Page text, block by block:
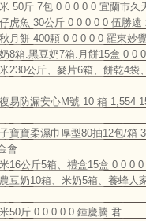
50斤 7包 0 0 0 0 0 宜蘭市久
虎魚 30公斤 0 0 0 0 0 伍勝遠
月餅 400顆 0 0 0 0 0 羅東妙
8箱.黑豆奶7箱.月餅15盒 0 0
230公斤、麥片6箱、餅乾4
易防漏安心M號 10 箱 1,554
寶寶柔濕巾厚型80抽12包/箱
會
16公斤5箱、禮盒15盒 0 0 0
豆奶10箱、米奶5箱、養蜂人
50斤 0 0 0 0 0 鍾慶騰 君